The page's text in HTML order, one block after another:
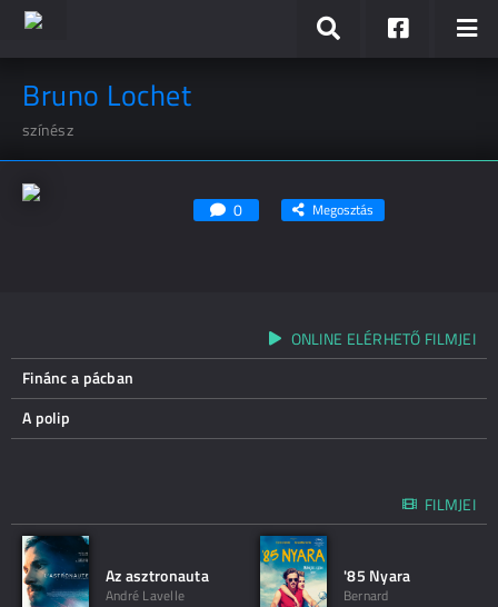
Bruno Lochet
színész
0 Megosztás
ONLINE ELÉRHETŐ FILMJEI
Finánc a pácban
A polip
FILMJEI
Az asztronauta
André Lavelle
'85 Nyara
Bernard